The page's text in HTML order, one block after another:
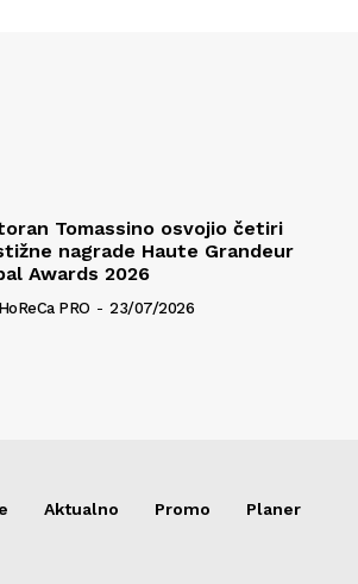
Tomassino osvojio četiri
nagrade Haute Grandeur
Awards 2026
HoReCa PRO - 23/07/2026
Aktualno Promo Planer